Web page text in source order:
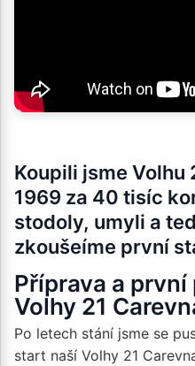
Koupili jsme Volhu
1969 za 40 tisíc
stodoly, umyli a
zkoušeíme první
Příprava a
Volhy 21
Po letech stání jsme se
start naší Volhy 21